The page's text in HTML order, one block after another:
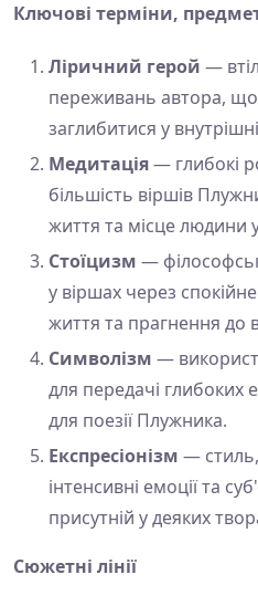
Ключові терміни,
Ліричний герой —
переживань автора, що
заглибитися у
Медитація— глибокі
більшість віршів
життя та місце людини у
Стоїцизм —
у віршах через
життя та прагнення до
Символізм —
для передачі глибоких
для поезії Плужника.
Експресіонізм —
інтенсивні емоції та
присутній у деяких
Сюжетні лінії